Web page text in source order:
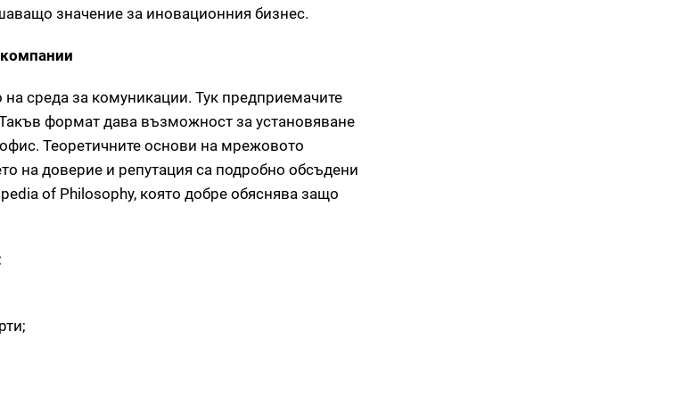
значение за иновационния бизнес.
среда за комуникации. Тук предприемачите
формат дава възможност за установяване
Теоретичните основи на мрежовото
на доверие и репутация са подробно обсъдени
of Philosophy, която добре обяснява защо